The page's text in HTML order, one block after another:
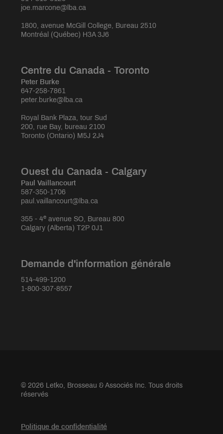
joe.marcone@lba.ca
1800, avenue McGill College, Bureau 2510
Montréal (Québec) H3A 3J6
Centre du Canada - Toronto
Peter Burke
647-258-7861
peter.burke@lba.ca
Royal Bank Plaza, tour Sud
200, rue Bay, bureau 2100
Toronto (Ontario) M5J 2J4
Ouest du Canada - Calgary
Paul Vaillancourt
587-350-1706
paul.vaillancourt@lba.ca
355 - 4e avenue SO, Bureau 800
Calgary (Alberta) T2P 0J1
Demande d'information générale
514-499-1200
1-800-307-8557
© 2026 Letko, Brosseau & Associés Inc. Tous droits
réservés
Politique de confidentialité